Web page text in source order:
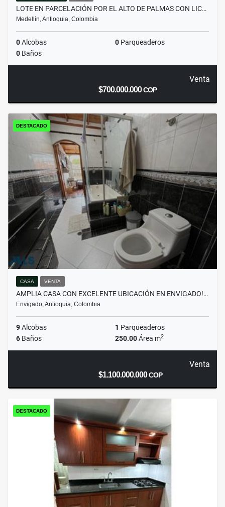
LOTE EN PARCELACIÓN POR EL ALTO DE PALMAS CON LIC…
Medellín, Antioquia, Colombia
0Alcobas 0 Parqueaderos
0 Baños
Venta
$700.000.000COP
DESTACADO
CASA VENTA
AMPLIA CASA CON EXCELENTE UBICACIÓN EN ENVIGADO!…
Envigado, Antioquia, Colombia
9Alcobas 1 Parqueaderos
6 Baños 250.00Área m2
Venta
$1.100.000.000COP
DESTACADO